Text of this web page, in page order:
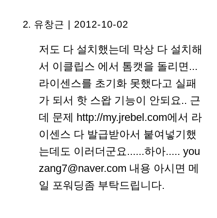
유창근 | 2012-10-02
저도 다 설치했는데 막상 다 설치해
서 이클립스 에서 톰캣을 돌리면...
라이센스를 초기화 못했다고 실패
가 되서 핫 스왑 기능이 안되요.. 근
데 문제 http://my.jrebel.com에서 라
이센스 다 발급받아서 붙여넣기했
는데도 이러더군요......하아..... you
zang7@naver.com 내용 아시면 메
일 포워딩좀 부탁드립니다.